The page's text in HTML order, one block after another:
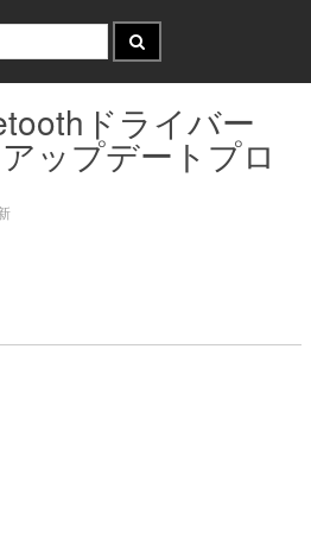
ドライバー
ップデートプロ